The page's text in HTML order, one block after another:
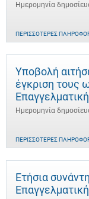
Ημερομηνία
ΠΕΡΙΣΣΌΤΕΡΕΣ
Υποβολή
έγκριση τους
Ημερομηνία
ΠΕΡΙΣΣΌΤΕΡΕΣ
Ετήσια